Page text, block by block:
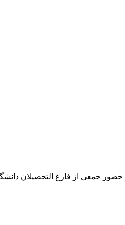
های اینترنتی با حضور جمعی از فارغ